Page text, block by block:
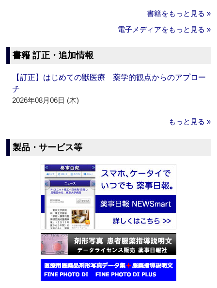
書籍をもっと見る »
電子メディアをもっと見る »
書籍 訂正・追加情報
【訂正】はじめての獣医療 薬学的観点からのアプロー
チ
2026年08月06日 (木)
もっと見る »
製品・サービス等